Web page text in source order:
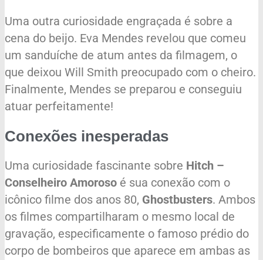
Uma outra curiosidade engraçada é sobre a
cena do beijo. Eva Mendes revelou que comeu
um sanduíche de atum antes da filmagem, o
que deixou Will Smith preocupado com o cheiro.
Finalmente, Mendes se preparou e conseguiu
atuar perfeitamente!
Conexões inesperadas
Uma curiosidade fascinante sobre Hitch –
Conselheiro Amoroso é sua conexão com o
icônico filme dos anos 80, Ghostbusters. Ambos
os filmes compartilharam o mesmo local de
gravação, especificamente o famoso prédio do
corpo de bombeiros que aparece em ambas as